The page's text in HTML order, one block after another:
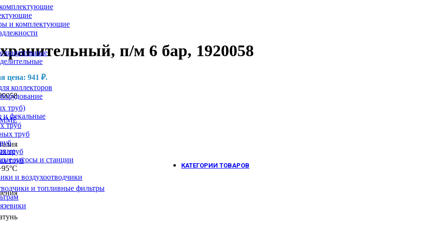
труб)
труб
труб
труб
труб
и комплектующие
коллекторов
и фекальные
насосы и станции
и воздухоотводчики
и топливные фильтры
КАТЕГОРИИ ТОВАРОВ
п/м 6 бар, 1920058
цена: 941 ₽.